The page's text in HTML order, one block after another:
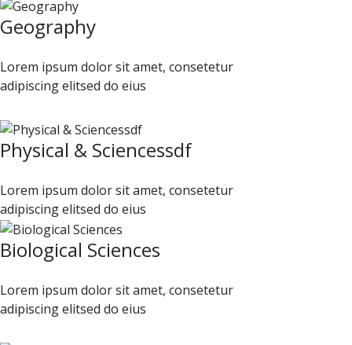
Geography
Lorem ipsum dolor sit amet, consetetur
adipiscing elitsed do eius
Physical & Sciencessdf
Lorem ipsum dolor sit amet, consetetur
adipiscing elitsed do eius
Biological Sciences
Lorem ipsum dolor sit amet, consetetur
adipiscing elitsed do eius